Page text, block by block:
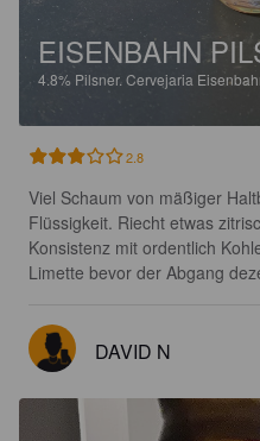
EISENBAHN
4.8% Pilsner. Cervejaria
2.8
Viel Schaum von mäßiger
Flüssigkeit. Riecht etwas
Konsistenz mit ordentlich
Limette bevor der Abgang
DAVID N